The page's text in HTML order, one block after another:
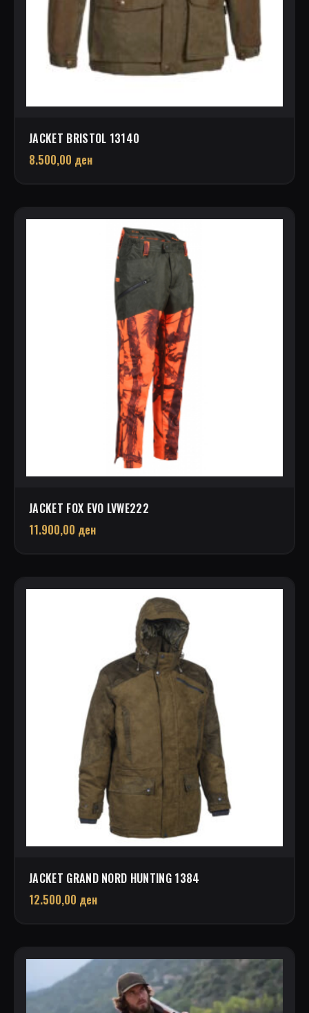
JACKET BRISTOL 13140
8.500,00 ден
JACKET FOX EVO LVWE222
11.900,00 ден
JACKET GRAND NORD HUNTING 1384
12.500,00 ден